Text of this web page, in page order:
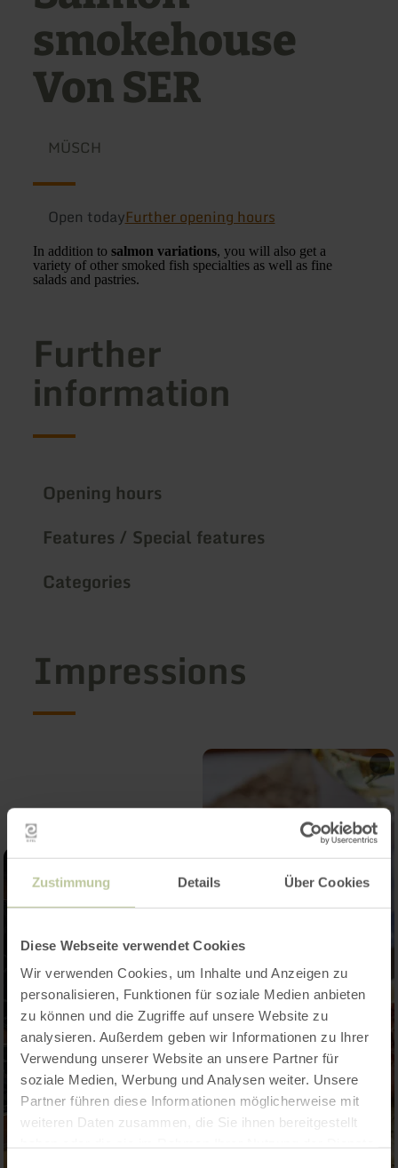
Zustimmung Details Über Cookies
Diese Webseite verwendet Cookies
Wir verwenden Cookies, um Inhalte und Anzeigen zu
personalisieren, Funktionen für soziale Medien anbieten
zu können und die Zugriffe auf unsere Website zu
analysieren. Außerdem geben wir Informationen zu Ihrer
Verwendung unserer Website an unsere Partner für
soziale Medien, Werbung und Analysen weiter. Unsere
Partner führen diese Informationen möglicherweise mit
weiteren Daten zusammen, die Sie ihnen bereitgestellt
smokehouse
Von SER
MÜSCH
Open todayFurther opening hours
In addition tosalmon variations, you will also get a
variety of other smoked fish specialties as well as fine
salads and pastries.
Further
information
Opening hours
Features / Special features
Categories
Impressions